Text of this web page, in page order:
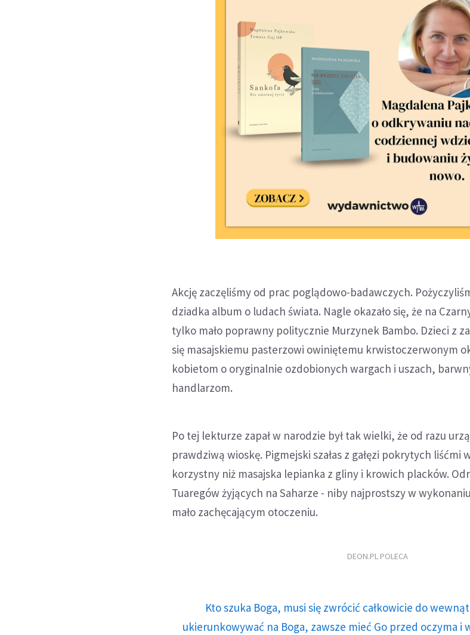
Akcję zaczęliśmy od prac poglądowo-badawczych.
dziadka album o ludach świata. Nagle okazało się, że na
tylko mało poprawny politycznie Murzynek Bambo. Dzieci z
się masajskiemu pasterzowi owiniętemu krwistoczerwonym
kobietom o oryginalnie ozdobionych wargach i uszach,
handlarzom.
Po tej lekturze zapał w narodzie był tak wielki, że od razu
prawdziwą wioskę. Pigmejski szałas z gałęzi pokrytych liśćmi
korzystny niż masajska lepianka z gliny i krowich placków.
Tuaregów żyjących na Saharze - niby najprostszy w
mało zachęcającym otoczeniu.
DEON.PL POLECA
Kto szuka Boga, musi się zwrócić całkowicie do
ukierunkowywać na Boga, zawsze mieć Go przed oczyma i